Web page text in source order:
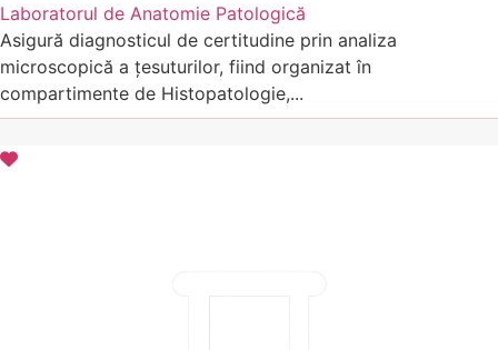
Laboratorul de Anatomie Patologică
Asigură diagnosticul de certitudine prin analiza
microscopică a țesuturilor, fiind organizat în
compartimente de Histopatologie,...